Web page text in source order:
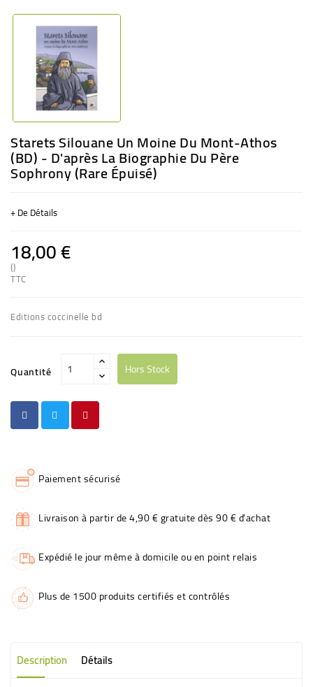
Starets Silouane Un Moine Du Mont-Athos
(BD) - D'après La Biographie Du Père
Sophrony (rare Épuisé)
+ De Détails
18,00 €
()
TTC
Editions coccinelle bd
Quantité Hors Stock
Paiement sécurisé
Livraison à partir de 4,90 € gratuite dès 90 € d'achat
Expédié le jour même à domicile ou en point relais
Plus de 1500 produits certifiés et contrôlés
Description Détails